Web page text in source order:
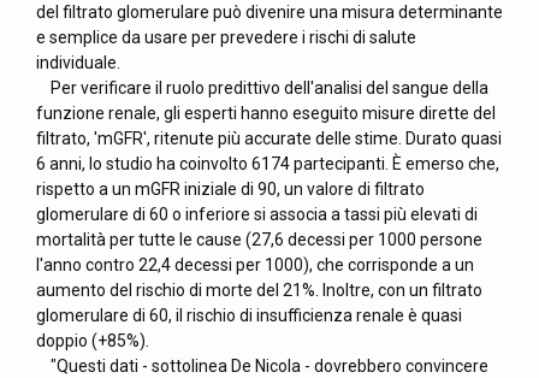
del filtrato glomerulare può divenire una misura determinante
e semplice da usare per prevedere i rischi di salute
individuale.
Per verificare il ruolo predittivo dell'analisi del sangue della
funzione renale, gli esperti hanno eseguito misure dirette del
filtrato, 'mGFR', ritenute più accurate delle stime. Durato quasi
6 anni, lo studio ha coinvolto 6174 partecipanti. È emerso che,
rispetto a un mGFR iniziale di 90, un valore di filtrato
glomerulare di 60 o inferiore si associa a tassi più elevati di
mortalità per tutte le cause (27,6 decessi per 1000 persone
l'anno contro 22,4 decessi per 1000), che corrisponde a un
aumento del rischio di morte del 21%. Inoltre, con un filtrato
glomerulare di 60, il rischio di insufficienza renale è quasi
doppio (+85%).
"Questi dati - sottolinea De Nicola - dovrebbero convincere